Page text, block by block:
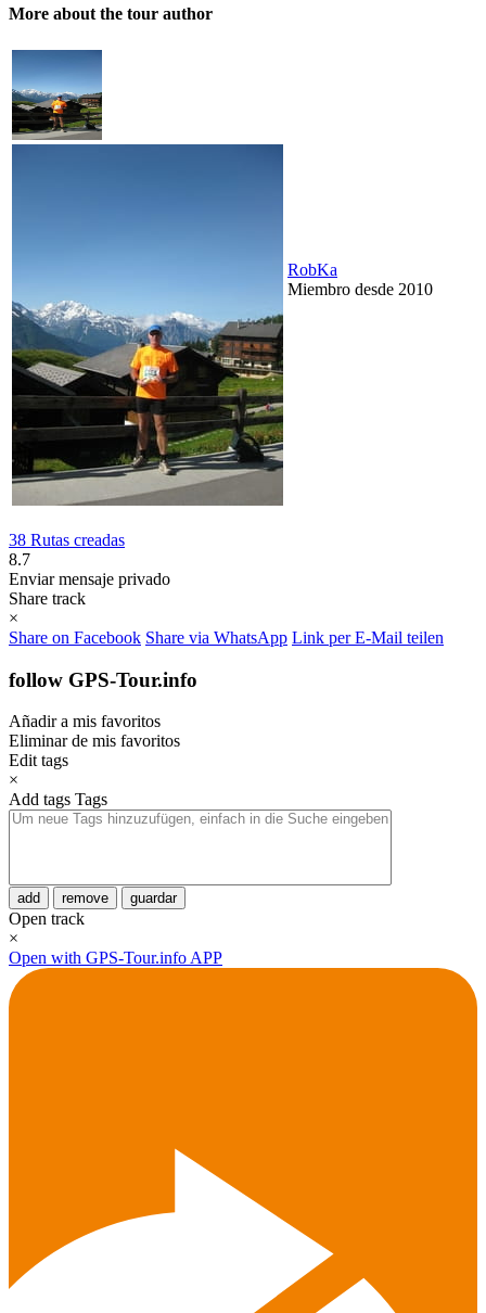
More about the tour author
RobKa
Miembro desde 2010
38 Rutas creadas
8.7
Enviar mensaje privado
Share track
×
Share on Facebook Share via WhatsApp Link per E-Mail teilen
follow GPS-Tour.info
Añadir a mis favoritos
Eliminar de mis favoritos
Edit tags
×
Add tags Tags
add remove guardar
Open track
×
Open with GPS-Tour.info APP